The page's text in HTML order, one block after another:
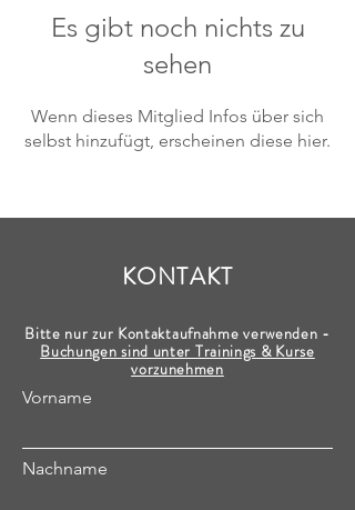
Es gibt noch nichts zu
sehen
Wenn dieses Mitglied Infos über sich
selbst hinzufügt, erscheinen diese hier.
KONTAKT
Bitte nur zur Kontaktaufnahme verwenden -
Buchungen sind unter Trainings & Kurse
vorzunehmen
Vorname
Nachname